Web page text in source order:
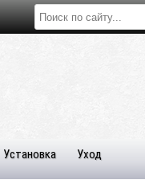
Установка Уход